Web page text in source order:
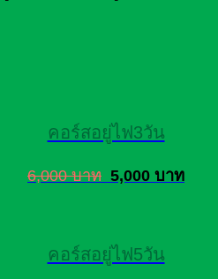
คอร์สอยู่ไฟ3วัน
6,000 บาท 5,000 บาท
คอร์สอยู่ไฟ5วัน